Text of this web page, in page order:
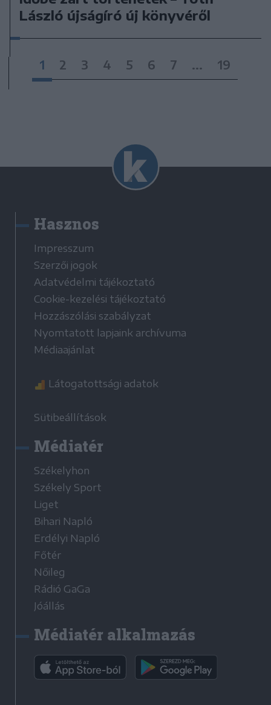
László újságíró új könyvéről
1 2 3 4 5 6 7 ... 19
Hasznos
Impresszum
Szerzői jogok
Adatvédelmi tájékoztató
Cookie-kezelési tájékoztató
Hozzászólási szabályzat
Nyomtatott lapjaink archívuma
Médiaajánlat
Látogatottsági adatok
Sütibeállítások
Médiatér
Székelyhon
Székely Sport
Liget
Bihari Napló
Erdélyi Napló
Főtér
Nőileg
Rádió GaGa
Jóállás
Médiatér alkalmazás